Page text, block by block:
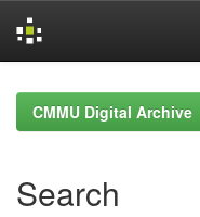
navigationCMMU Digital Archive
Search